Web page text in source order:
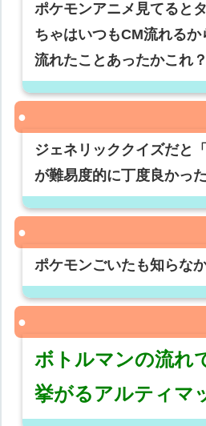
ポケモンアニメ見てると
ちゃはいつもCM流れる
流れたことあったかこれ？
ジェネリッククイズだと
が難易度的に丁度良かった
ポケモンごいたも知らな
ボトルマンの流れ
挙がるアルティマ